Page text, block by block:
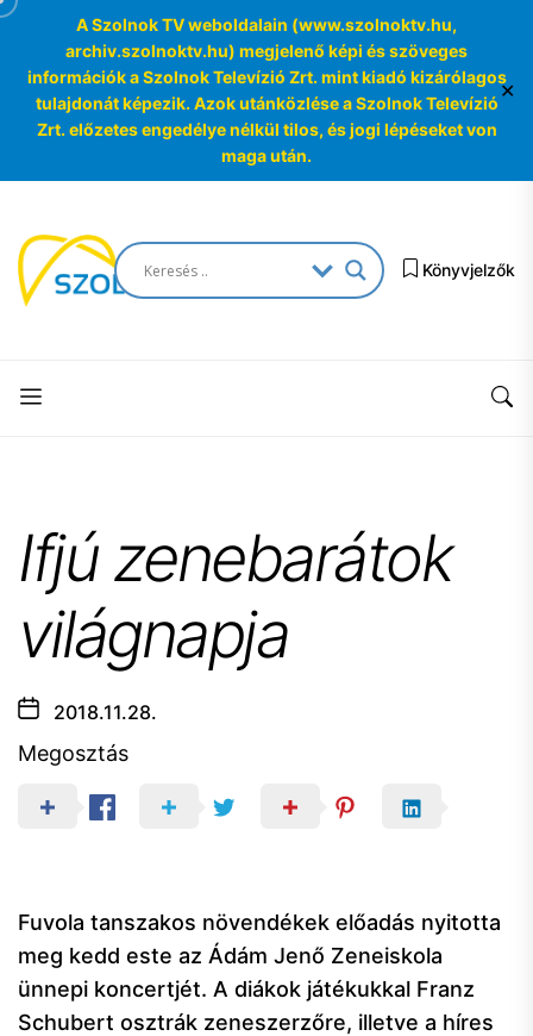
A Szolnok TV weboldalain (www.szolnoktv.hu,
archiv.szolnoktv.hu) megjelenő képi és szöveges
információk a Szolnok Televízió Zrt. mint kiadó kizárólagos
tulajdonát képezik. Azok utánközlése a Szolnok Televízió
Zrt. előzetes engedélye nélkül tilos, és jogi lépéseket von
maga után.
✕
the
content
SzolnokTV
Archívum
Archívum
Könyvjelzők
Ifjú zenebarátok
világnapja
2018.11.28.
Megosztás
Fuvola tanszakos növendékek előadás nyitotta
meg kedd este az Ádám Jenő Zeneiskola
ünnepi koncertjét. A diákok játékukkal Franz
Schubert osztrák zeneszerzőre, illetve a híres